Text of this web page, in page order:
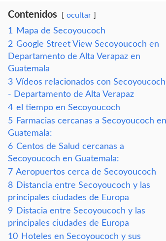
Contenidos ocultar
1
Mapa de Secoyoucoch
2 Google Street View Secoyoucoch en
Departamento de Alta Verapaz en
Guatemala
3 Vídeos relacionados con Secoyoucoch
- Departamento de Alta Verapaz
4 el tiempo en Secoyoucoch
5 Farmacias cercanas a Secoyoucoch en
Guatemala:
6 Centos de Salud cercanas a
Secoyoucoch en Guatemala:
7 Aeropuertos cerca de Secoyoucoch
8 Distancia entre Secoyoucoch y las
principales ciudades de Europa
9 Distacia entre Secoyoucoch y las
principales ciudades de Europa
10 Hoteles en Secoyoucoch y sus